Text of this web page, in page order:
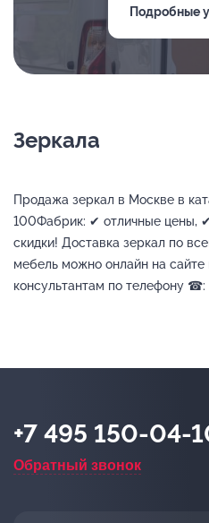
Подробные
Зеркала
Продажа зеркал в Москве в
100Фабрик: ✔ отличные цены,
скидки! Доставка зеркал по
мебель можно онлайн на
консультантам по телефону
+7 495 150-04-
Обратный звонок